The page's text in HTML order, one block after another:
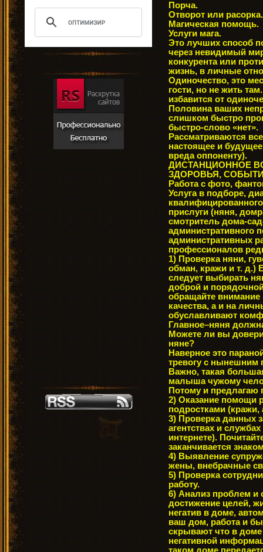
Порча.
Отворот или расорка.
Магическая помощь.
Услуги мага.
Это лучших способ
через невидимый
конкурента или
жизнь, в личные
Одиночество, это
гости, но не жить
избавится от
Половина ваших
слишком быстро
быстро-слово «нет».
Рассматриваются
настоящее и
вреда оппоненту).
ДИСТАНЦИОННОЕ
ЗДОРОВЬЯ,
Работа с фото,
Услуга в подборе,
прислуги (няня,
смотритель дома-
административного
административных
профессионалов
1) Проверка няни,
обман, кражи и т. д.)
следует выбирать
доброй и
обращайте
качества, а и на
обуславливают
Главное–няня
Можете ли вы
няне?
Наверное это
тревогу с нынешним
Важно, такая
малыша чужому
Потому и предлагаю
2) Оказание помощи
подростками (кражи,
3) Проверка данных
агентствах и
интернете).
заканчивается
4) Выявление
жены, внебрачные
5) Проверка
работу.
6) Анализ проблем и
достижение целей,
негатив в доме,
ваш дом, работа и
скрывают что в
негативной